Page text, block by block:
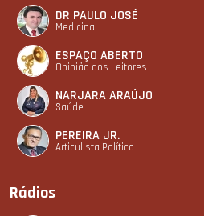
DR PAULO JOSÉ
Medicina
ESPAÇO ABERTO
Opinião dos Leitores
NARJARA ARAÚJO
Saúde
PEREIRA JR.
Articulista Polí­tico
Rádios